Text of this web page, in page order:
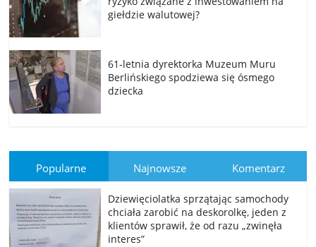
giełdzie walutowej?
61-letnia dyrektorka Muzeum Muru
Berlińskiego spodziewa się ósmego
dziecka
Popularne Najnowsze Komentarz
Dziewięciolatka sprzątając samochody
chciała zarobić na deskorolkę, jeden z
klientów sprawił, że od razu „zwinęła
interes”